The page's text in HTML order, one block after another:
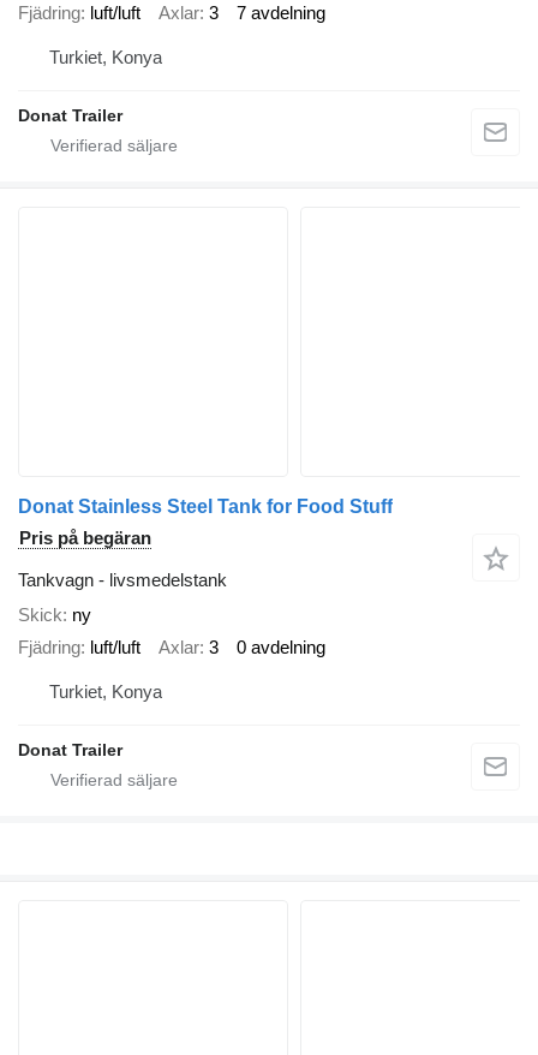
Fjädring luft/luft Axlar 3 7 avdelning
Turkiet, Konya
Donat Trailer
Donat Stainless Steel Tank for Food Stuff
Pris på begäran
Tankvagn - livsmedelstank
Skick ny
Fjädring luft/luft Axlar 3 0 avdelning
Turkiet, Konya
Donat Trailer